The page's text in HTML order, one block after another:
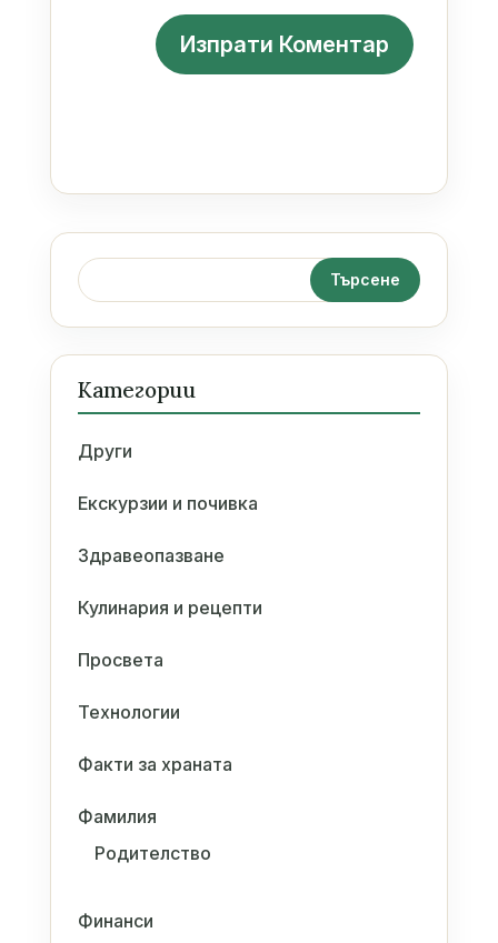
Категории
Други
Екскурзии и почивка
Здравеопазване
Кулинария и рецепти
Просвета
Технологии
Факти за храната
Фамилия
Родителство
Финанси